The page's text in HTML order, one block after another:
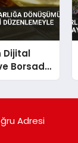
Dijital
Borsada
Adresi